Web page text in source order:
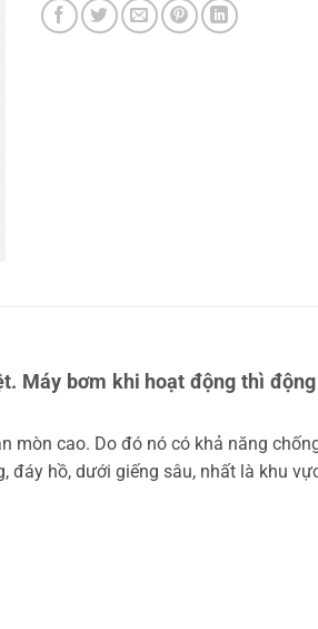
Máy bơm khi hoạt động thì
cao. Do đó nó có khả năng
hồ, dưới giếng sâu, nhất là khu